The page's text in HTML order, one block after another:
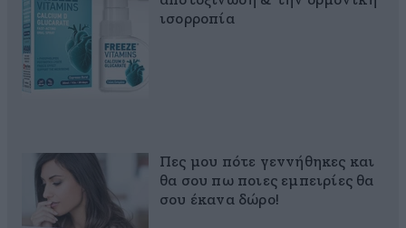
ισορροπία
Πες μου πότε γεννήθηκες και
θα σου πω ποιες εμπειρίες θα
σου έκανα δώρο!